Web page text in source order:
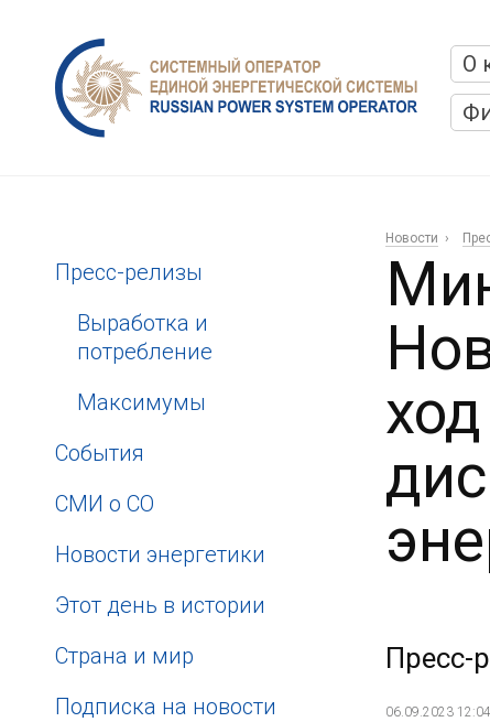
О
Пресс-релизы
Выработка и
потребление
Максимумы
События
СМИ о СО
Новости энергетики
Этот день в истории
Страна и мир
Подписка на новости
Новости
Пресс-
06.09.2023 12:04